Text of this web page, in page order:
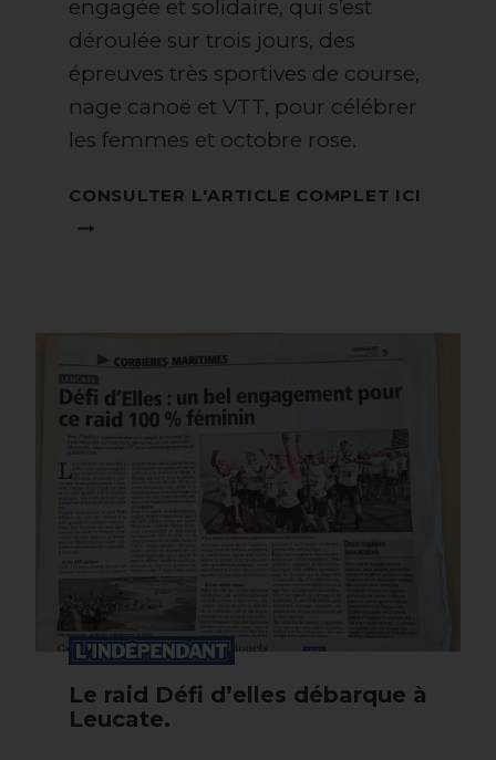
engagée et solidaire, qui s’est
déroulée sur trois jours, des
épreuves très sportives de course,
nage canoë et VTT, pour célébrer
les femmes et octobre rose.
CONSULTER L'ARTICLE COMPLET ICI
Le raid Défi d’elles débarque à
Leucate.